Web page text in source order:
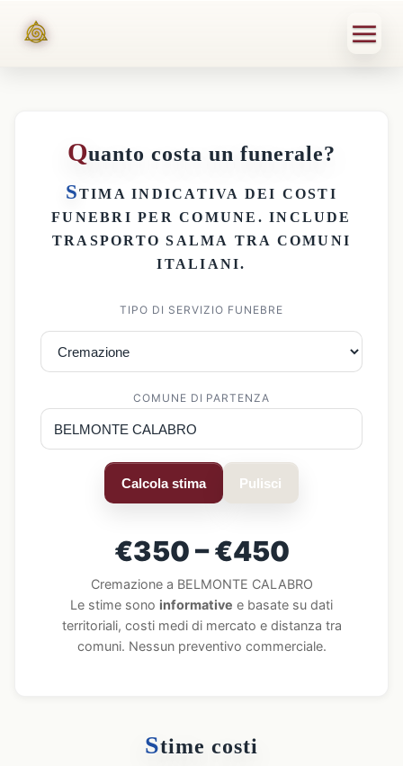
Quanto costa un funerale?
STIMA INDICATIVA DEI COSTI
FUNEBRI PER COMUNE . INCLUDE
TRASPORTO SALMA TRA COMUNI
ITALIANI.
TIPO DI SERVIZIO FUNEBRE
COMUNE DI PARTENZA
Calcola stima Pulisci
€350 – €450
Cremazione a BELMONTE CALABRO
Le stime sono informative e basate su dati
territoriali, costi medi di mercato e distanza tra
comuni. Nessun preventivo commerciale.
Stime costi